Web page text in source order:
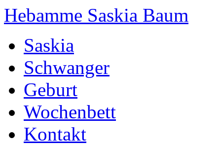
Hebamme Saskia Baum
Saskia
Schwanger
Geburt
Wochenbett
Kontakt